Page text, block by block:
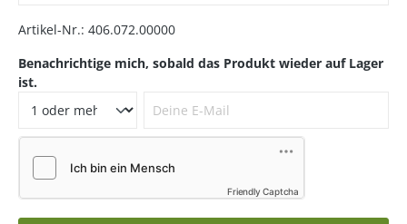
Artikel-Nr.: 406.072.00000
Benachrichtige mich, sobald das Produkt wieder auf Lager
ist.
Friendly Captcha